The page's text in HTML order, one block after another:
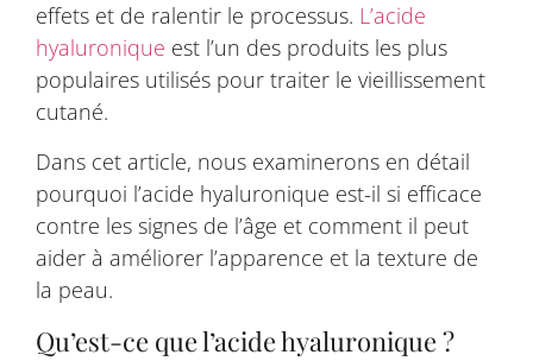
effets et de ralentir le processus. L’acide
hyaluronique est l’un des produits les plus
populaires utilisés pour traiter le vieillissement
cutané.
Dans cet article, nous examinerons en détail
pourquoi l’acide hyaluronique est-il si efficace
contre les signes de l’âge et comment il peut
aider à améliorer l’apparence et la texture de
la peau.
Qu’est-ce que l’acide hyaluronique ?